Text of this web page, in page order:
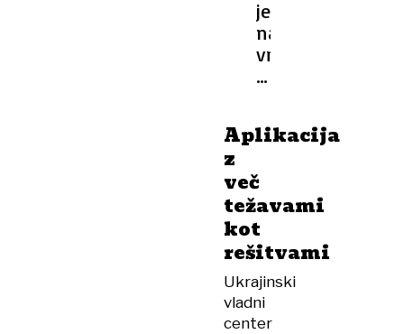
je
najbolj
vredno
zasebno
zakaj
ni
dobro
Aplikacija
z
več
težavami
kot
rešitvami
Ukrajinski
vladni
center